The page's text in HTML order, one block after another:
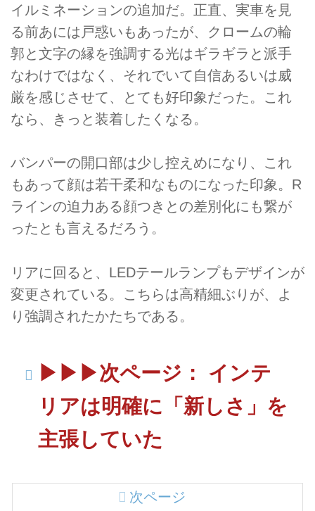
イルミネーションの追加だ。正直、実車を見
る前あには戸惑いもあったが、クロームの輪
郭と文字の縁を強調する光はギラギラと派手
なわけではなく、それでいて自信あるいは威
厳を感じさせて、とても好印象だった。これ
なら、きっと装着したくなる。
バンパーの開口部は少し控えめになり、これ
もあって顔は若干柔和なものになった印象。R
ラインの迫力ある顔つきとの差別化にも繋が
ったとも言えるだろう。
リアに回ると、LEDテールランプもデザインが
変更されている。こちらは高精細ぶりが、よ
り強調されたかたちである。
▶︎▶︎▶︎次ページ： インテ
リアは明確に「新しさ」を
主張していた
次ページ